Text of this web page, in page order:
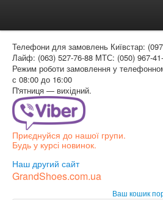
Доставка и оплата
Как заказать
Контакти
Таблиця розмірів
Вхід для покупця
Телефони для замовлень Київстар:
Лайф: (063) 527-76-88 МТС: (050) 967-
Режим роботи замовлення у
с 08:00 до 16:00
П'ятниця — вихідний.
Приєднуйся до нашої групи.
Будь у курсі новинок.
Наш другий сайт
GrandShoes.com.ua
Ваш кошик